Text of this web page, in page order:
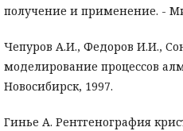
получение и применение. -
Чепуров А.И., Федоров И.И.,
моделирование процессов
Новосибирск, 1997.
Гинье А. Рентгенография